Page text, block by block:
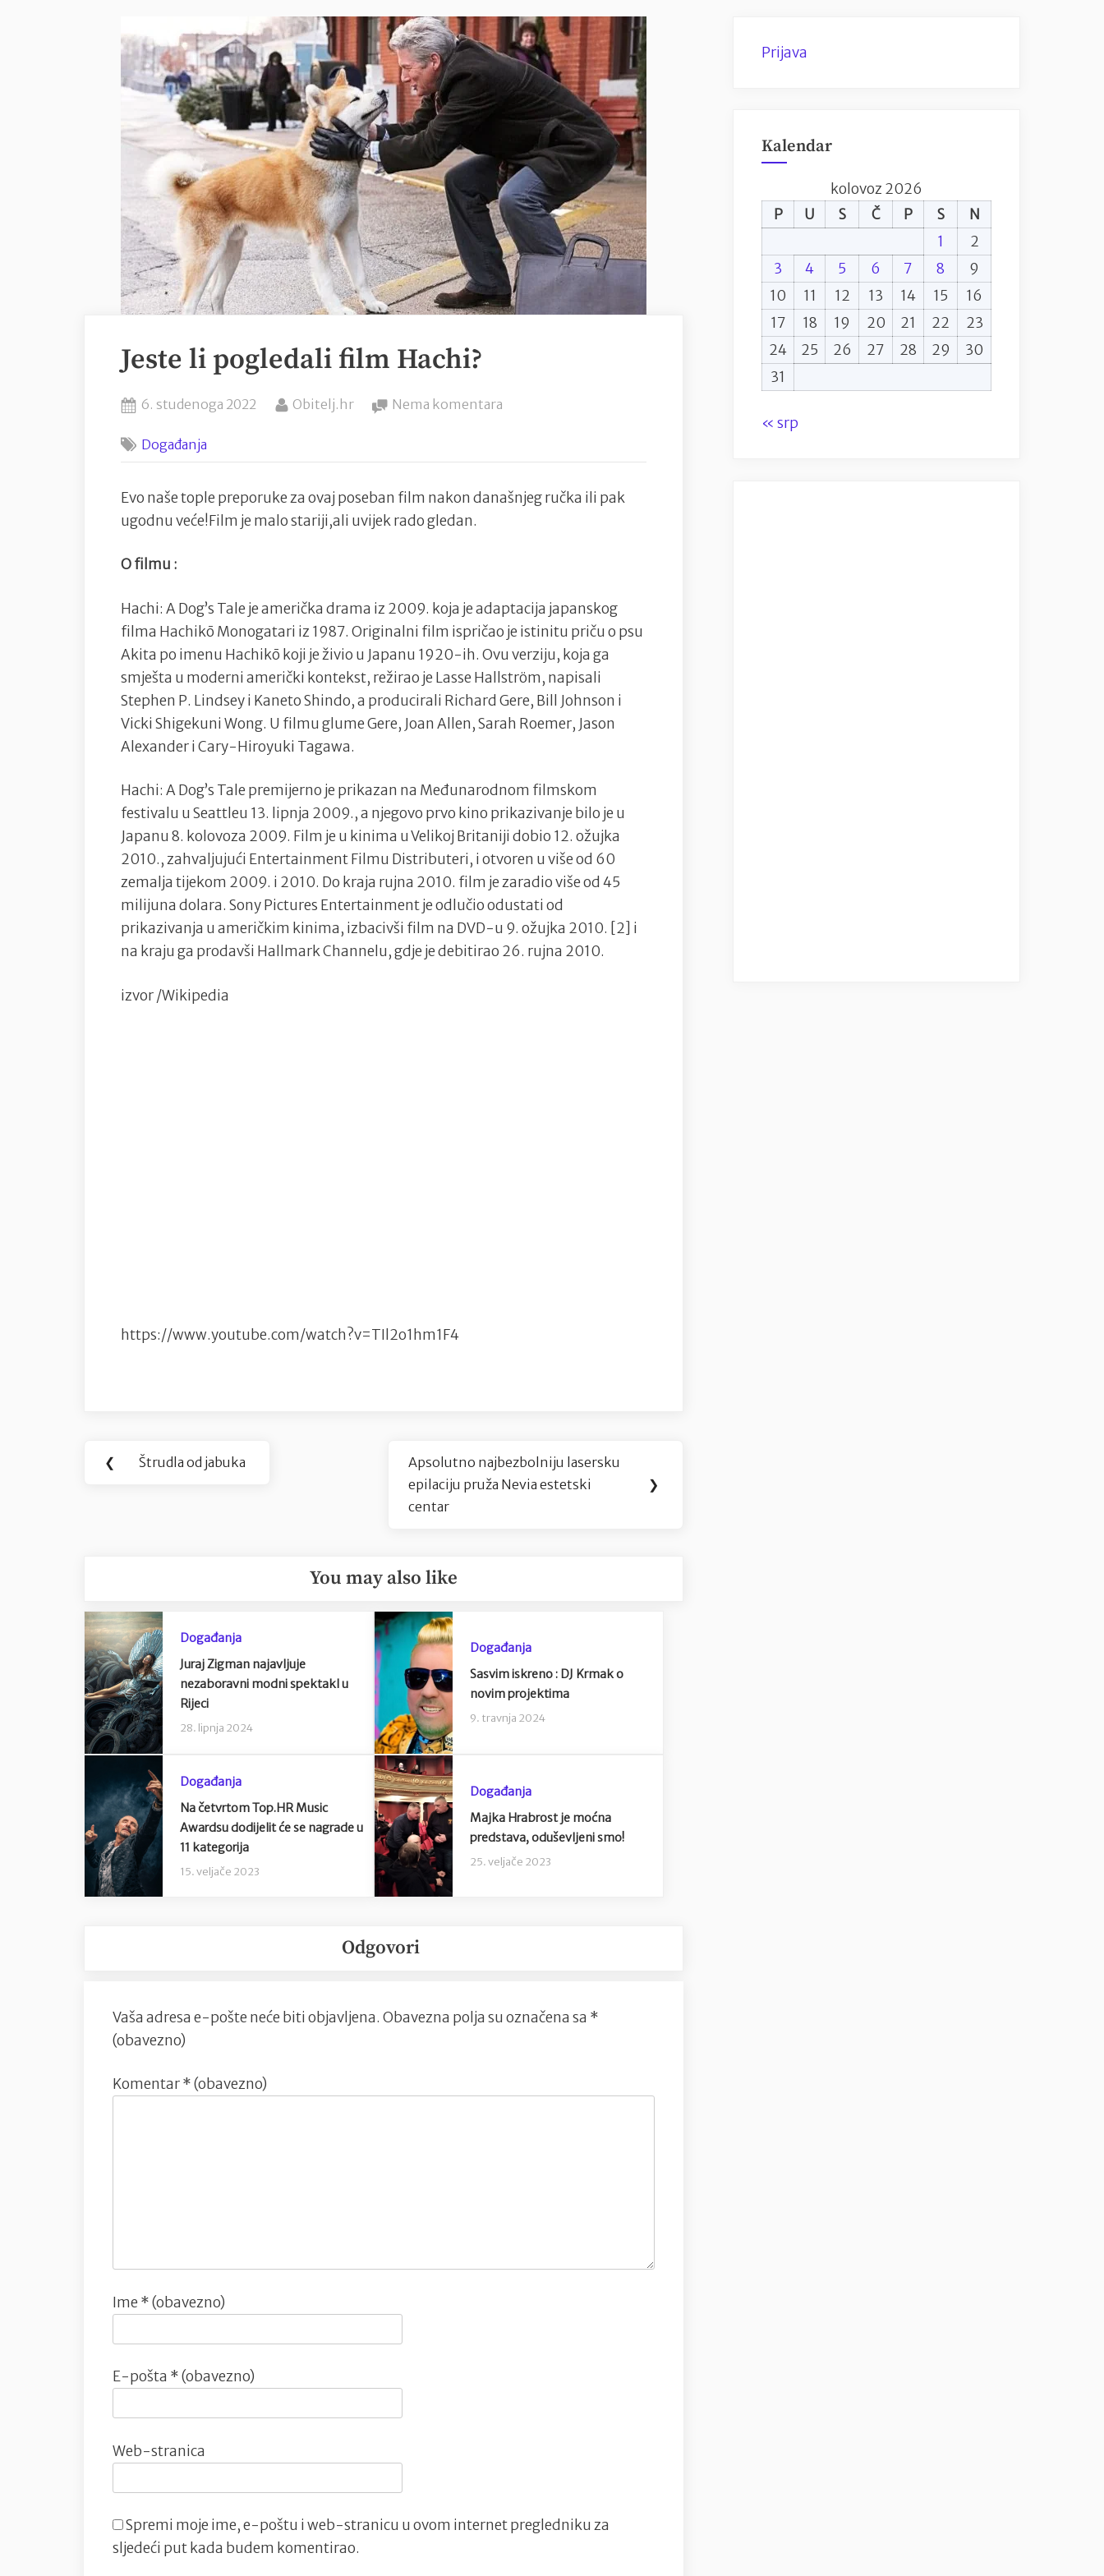
Jeste li pogledali film Hachi?
Posted
6. studenoga 2022 By
Obitelj.hr Nema komentara
film
Događanja
Evo naše tople preporuke za ovaj poseban film nakon današnjeg ručka ili pak
ugodnu veće!Film je malo stariji,ali uvijek rado gledan.
O filmu :
Hachi: A Dog’s Tale je američka drama iz 2009. koja je adaptacija japanskog
filma Hachikō Monogatari iz 1987. Originalni film ispričao je istinitu priču o psu
Akita po imenu Hachikō koji je živio u Japanu 1920-ih. Ovu verziju, koja ga
smješta u moderni američki kontekst, režirao je Lasse Hallström, napisali
Stephen P. Lindsey i Kaneto Shindo, a producirali Richard Gere, Bill Johnson i
Vicki Shigekuni Wong. U filmu glume Gere, Joan Allen, Sarah Roemer, Jason
Alexander i Cary-Hiroyuki Tagawa.
Hachi: A Dog’s Tale premijerno je prikazan na Međunarodnom filmskom
festivalu u Seattleu 13. lipnja 2009., a njegovo prvo kino prikazivanje bilo je u
Japanu 8. kolovoza 2009. Film je u kinima u Velikoj Britaniji dobio 12. ožujka
2010., zahvaljujući Entertainment Filmu Distributeri, i otvoren u više od 60
zemalja tijekom 2009. i 2010. Do kraja rujna 2010. film je zaradio više od 45
milijuna dolara. Sony Pictures Entertainment je odlučio odustati od
prikazivanja u američkim kinima, izbacivši film na DVD-u 9. ožujka 2010. [2] i
na kraju ga prodavši Hallmark Channelu, gdje je debitirao 26. rujna 2010.
izvor /Wikipedia
https://www.youtube.com/watch?v=TIl2o1hm1F4
Navigacija
❮
Previous
Štrudla od jabuka
Next
Post:
Apsolutno najbezbolniju lasersku
epilaciju pruža Nevia estetski
centar
❯
You may also like
Događanja
Juraj Zigman najavljuje
nezaboravni modni spektakl u
Rijeci
28. lipnja 2024
Događanja
Sasvim iskreno : DJ Krmak o
novim projektima
9. travnja 2024
Događanja
Na četvrtom Top.HR Music
Awardsu dodijelit će se nagrade u
11 kategorija
15. veljače 2023
Događanja
Majka Hrabrost je moćna
predstava, oduševljeni smo!
25. veljače 2023
Odgovori
Vaša adresa e-pošte neće biti objavljena. Obavezna polja su označena sa *
(obavezno)
Komentar* (obavezno)
Ime * (obavezno)
E-pošta * (obavezno)
Web-stranica
Spremi moje ime, e-poštu i web-stranicu u ovom internet pregledniku za
sljedeći put kada budem komentirao.
Prijava
Kalendar
kolovoz 2026
P
U S Č P S
N
1
2
3
4 5 6 7 8
9
10
11 12 13 14 15
16
17
18 19 20 21 22
23
24
25 26 27 28 29
30
31
« srp